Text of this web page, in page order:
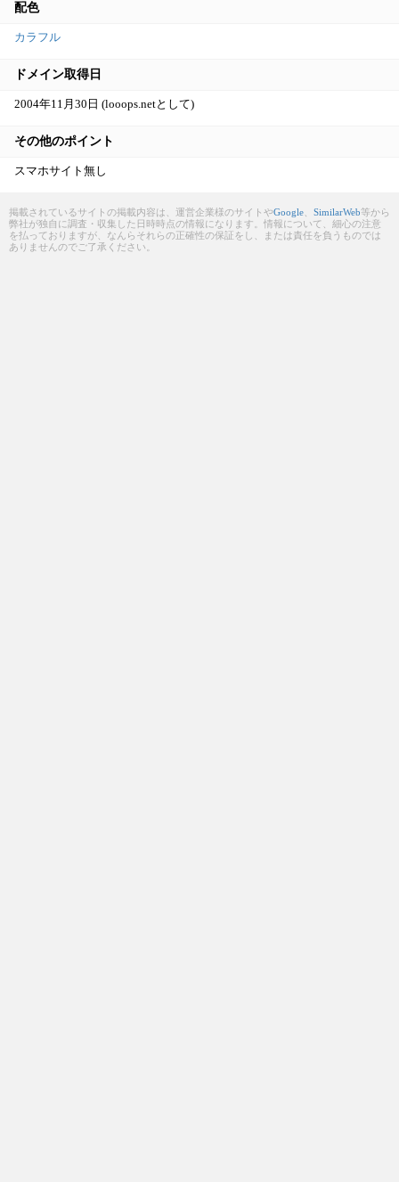
配色
カラフル
ドメイン取得日
2004年11月30日 (looops.netとして)
その他のポイント
スマホサイト無し
掲載されているサイトの掲載内容は、運営企業様のサイトやGoogle SimilarWeb等から
弊社が独自に調査・収集した日時時点の情報になります。情報について、細心の注意
を払っておりますが、なんらそれらの正確性の保証をし、または責任を負うものでは
ありませんのでご了承ください。